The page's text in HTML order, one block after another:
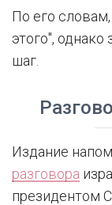
По его
этого", однако
шаг.
Издание
разговора
президентом